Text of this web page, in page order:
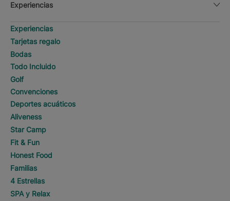
Experiencias
Experiencias
Tarjetas regalo
Bodas
Todo Incluido
Golf
Convenciones
Deportes acuáticos
Aliveness
Star Camp
Fit & Fun
Honest Food
Familias
4 Estrellas
SPA y Relax